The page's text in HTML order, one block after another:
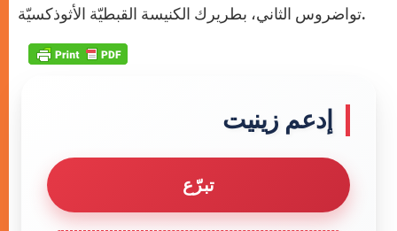
تواضروس الثاني، بطريرك الكنيسة القبطيّة الأثوذكسيّة.
إدعم زينيت
تبرّع